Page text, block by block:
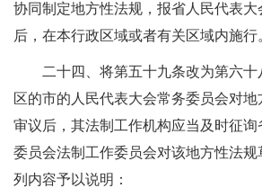
协同制定地方性法规，报省人民代表
后，在本行政区域或者有关区域内施行
二十四、将第五十九条改为第六十
区的市的人民代表大会常务委员会对
审议后，其法制工作机构应当及时征
委员会法制工作委员会对该地方性法
列内容予以说明：